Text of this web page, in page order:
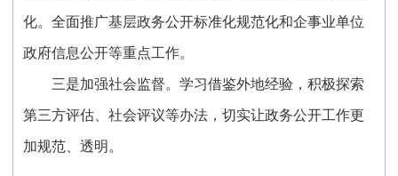
化。全面推广基层政务公开标准化规范化和企事业单位
政府信息公开等重点工作。
三是加强社会监督。学习借鉴外地经验，积极探索
第三方评估、社会评议等办法，切实让政务公开工作更
加规范、透明。